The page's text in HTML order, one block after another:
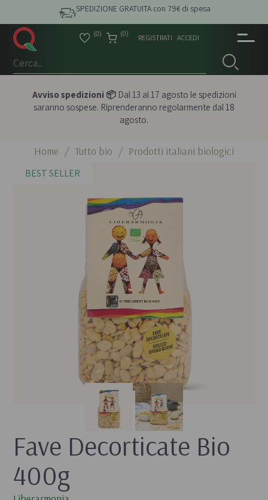
SPEDIZIONE GRATUITA con 79€ di spesa
(0) (0) REGISTRATI ACCEDI
Avviso spedizioni 📦Dal 13 al 17 agosto le spedizioni
saranno sospese. Riprenderanno regolarmente dal 18
agosto.
Home / Tutto bio / Prodotti italiani biologici
BEST SELLER
Fave Decorticate Bio
400g